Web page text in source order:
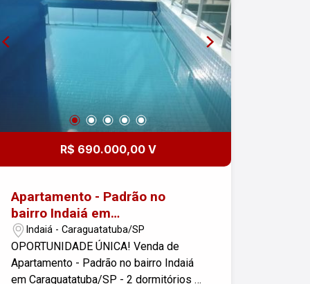
proporcionando praticidade e excelente
potencial de rentabilidade em uma
região com alta procura durante o ano
conhecer essa excelente oportunidade!
R$ 690.000,00 V
Apartamento - Padrão no
bairro Indaiá em
Caraguatatuba/SP
Indaiá - Caraguatatuba/SP
OPORTUNIDADE ÚNICA! Venda de
Apartamento - Padrão no bairro Indaiá
em Caraguatatuba/SP - 2 dormitórios -